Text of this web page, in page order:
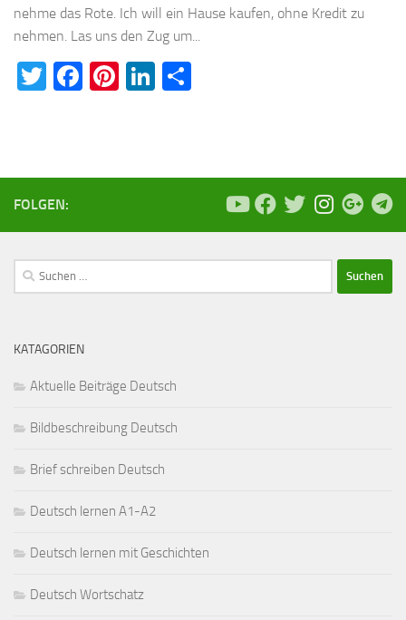
nehme das Rote. Ich will ein Hause kaufen, ohne Kredit zu
nehmen. Las uns den Zug um...
Twitter
Facebook
Pinterest
LinkedIn
FOLGEN:
Suchen
nach:
KATAGORIEN
Aktuelle Beiträge Deutsch
Bildbeschreibung Deutsch
Brief schreiben Deutsch
Deutsch lernen A1-A2
Deutsch lernen mit Geschichten
Deutsch Wortschatz